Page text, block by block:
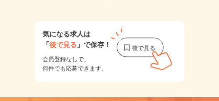
1
気になる求人は
「後で見る 」で保存！
会員登録なしで、
何件でも応募できます。